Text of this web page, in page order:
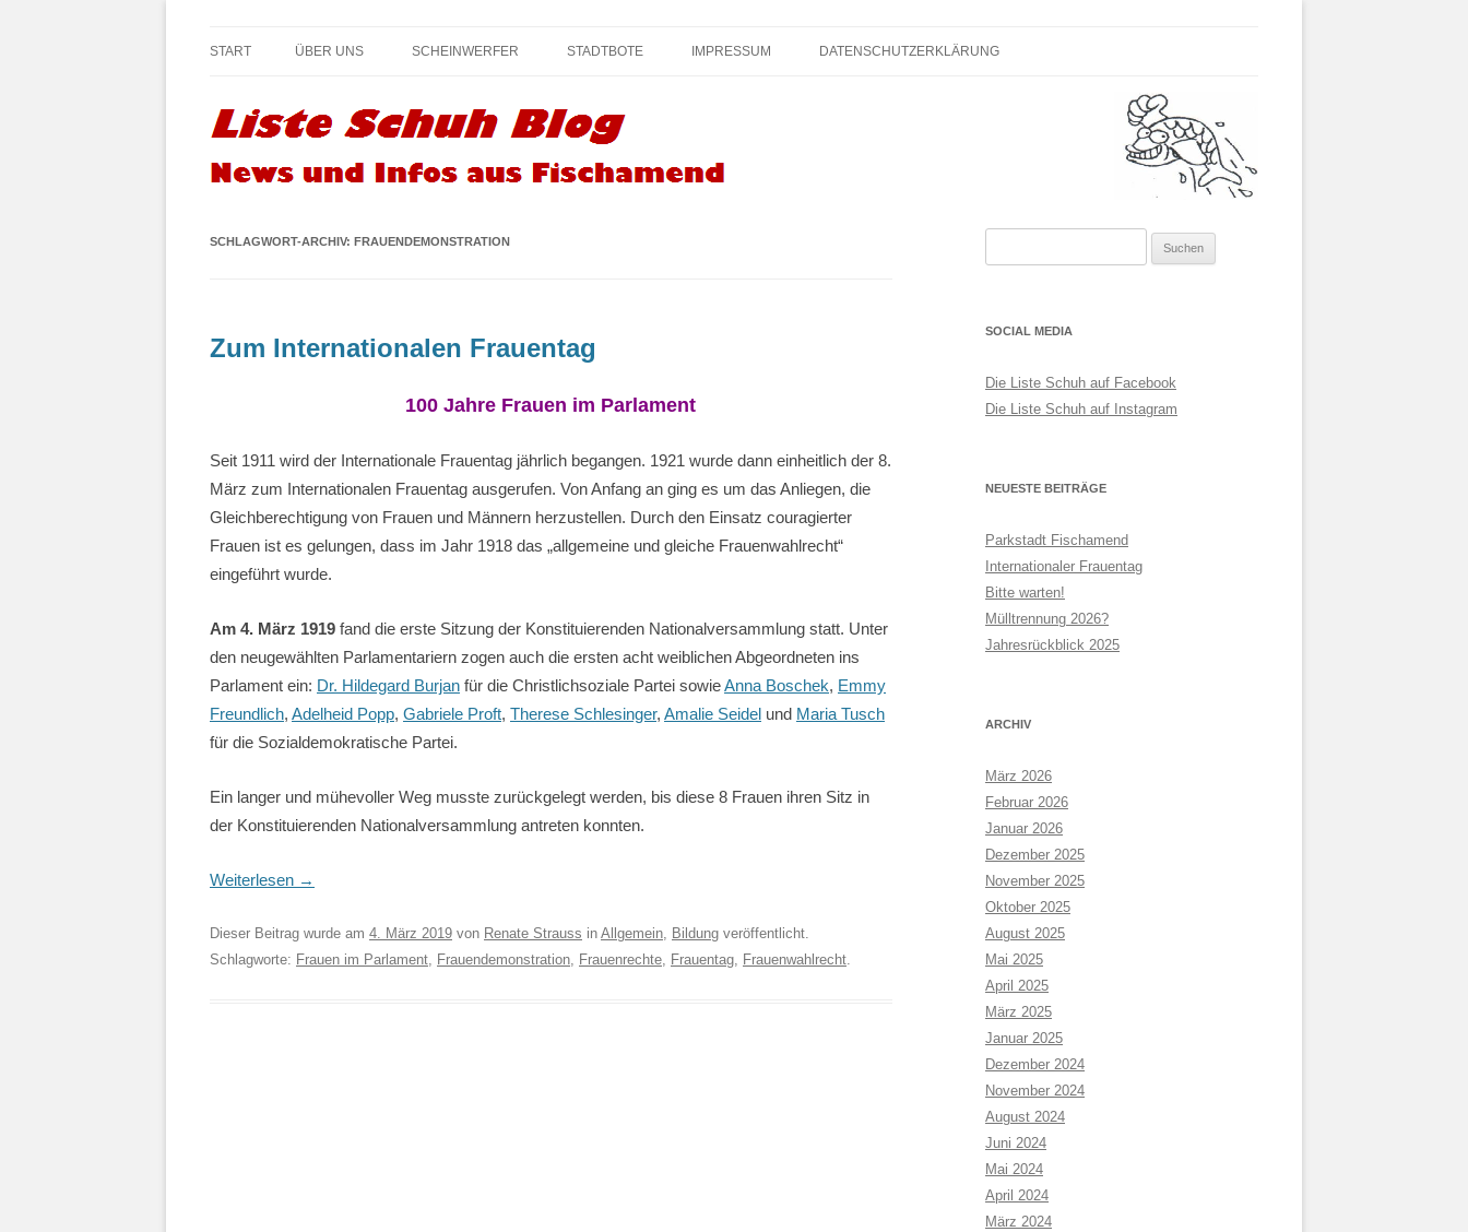
Liste Schuh Blog – KPÖ Fischamend – Kommunisten und Parteilose
Inhalt
START ÜBER UNS SCHEINWERFER STADTBOTE IMPRESSUM DATENSCHUTZERKLÄRUNG
SCHLAGWORT-ARCHIV: FRAUENDEMONSTRATION
Zum Internationalen Frauentag
100 Jahre Frauen im Parlament
Seit 1911 wird der Internationale Frauentag jährlich begangen. 1921 wurde dann einheitlich der 8.
März zum Internationalen Frauentag ausgerufen. Von Anfang an ging es um das Anliegen, die
Gleichberechtigung von Frauen und Männern herzustellen. Durch den Einsatz couragierter
Frauen ist es gelungen, dass im Jahr 1918 das „allgemeine und gleiche Frauenwahlrecht“
eingeführt wurde.
Am 4. März 1919 fand die erste Sitzung der Konstituierenden Nationalversammlung statt. Unter
den neugewählten Parlamentariern zogen auch die ersten acht weiblichen Abgeordneten ins
Parlament ein: Dr. Hildegard Burjan für die Christlichsoziale Partei sowieAnna Boschek, Emmy
Freundlich, Adelheid Popp, Gabriele Proft, Therese Schlesinger, Amalie Seidel und Maria Tusch
für die Sozialdemokratische Partei.
Ein langer und mühevoller Weg musste zurückgelegt werden, bis diese 8 Frauen ihren Sitz in
der Konstituierenden Nationalversammlung antreten konnten.
Weiterlesen →
Dieser Beitrag wurde am 4. März 2019 von Renate Strauss in Allgemein, Bildung veröffentlicht.
Schlagworte: Frauen im Parlament, Frauendemonstration, Frauenrechte, Frauentag, Frauenwahlrecht.
nach:
SOCIAL MEDIA
Die Liste Schuh auf Facebook
Die Liste Schuh auf Instagram
NEUESTE BEITRÄGE
Parkstadt Fischamend
Internationaler Frauentag
Bitte warten!
Mülltrennung 2026?
Jahresrückblick 2025
ARCHIV
März 2026
Februar 2026
Januar 2026
Dezember 2025
November 2025
Oktober 2025
August 2025
Mai 2025
April 2025
März 2025
Januar 2025
Dezember 2024
November 2024
August 2024
Juni 2024
Mai 2024
April 2024
März 2024